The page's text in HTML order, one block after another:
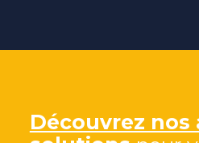
Découvrez nos